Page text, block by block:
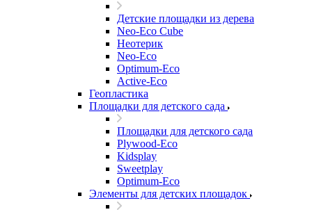
Детские площадки из дерева
Neo-Eco Cube
Неотерик
Neo-Eco
Оptimum-Еco
Active-Eco
Геопластика
Площадки для детского сада
Площадки для детского сада
Plywood-Eco
Kidsplay
Sweetplay
Оptimum-Еco
Элементы для детских площадок